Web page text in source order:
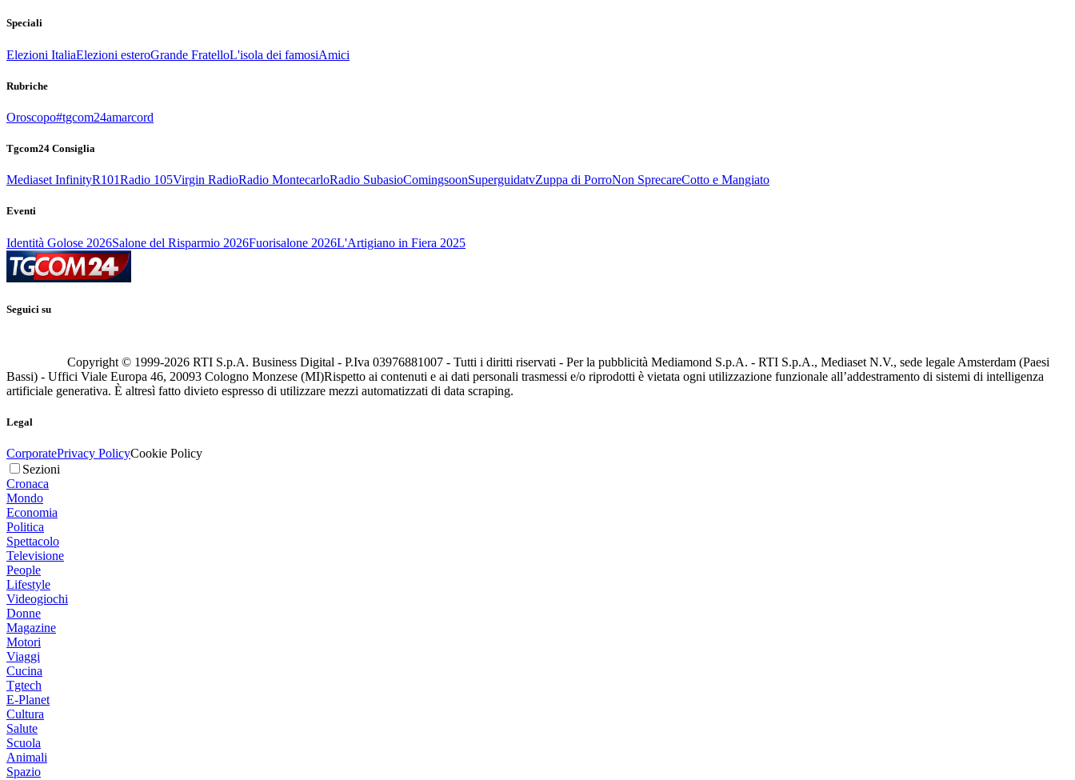
Speciali
Elezioni ItaliaElezioni esteroGrande FratelloL'isola dei famosiAmici
Rubriche
Oroscopo#tgcom24amarcord
Tgcom24 Consiglia
Mediaset InfinityR101Radio 105Virgin RadioRadio MontecarloRadio SubasioComingsoonSuperguidatvZuppa di PorroNon SprecareCotto e Mangiato
Eventi
Identità Golose 2026Salone del Risparmio 2026Fuorisalone 2026L'Artigiano in Fiera 2025
Seguici su
Copyright © 1999-2026 RTI S.p.A. Business Digital - P.Iva 03976881007 - Tutti i diritti riservati - Per la pubblicità Mediamond S.p.A. - RTI S.p.A., Mediaset N.V., sede legale Amsterdam (Paesi
Bassi) - Uffici Viale Europa 46, 20093 Cologno Monzese (MI)Rispetto ai contenuti e ai dati personali trasmessi e/o riprodotti è vietata ogni utilizzazione funzionale all’addestramento di sistemi di intelligenza
artificiale generativa. È altresì fatto divieto espresso di utilizzare mezzi automatizzati di data scraping.
Legal
CorporatePrivacy PolicyCookie Policy
Sezioni
Cronaca
Mondo
Economia
Politica
Spettacolo
Televisione
People
Lifestyle
Videogiochi
Donne
Magazine
Motori
Viaggi
Cucina
Tgtech
E-Planet
Cultura
Salute
Scuola
Animali
Spazio